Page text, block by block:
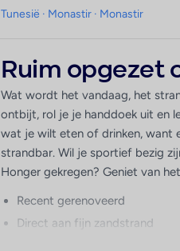
Tunesië · Monastir · Monastir
Ruim opgezet
Wat wordt het vandaag, het
ontbijt, rol je je handdoek uit en
wat je wilt eten of drinken, want
strandbar. Wil je sportief bezig
Honger gekregen? Geniet van
Recent gerenoveerd
Direct aan fijn zandstrand